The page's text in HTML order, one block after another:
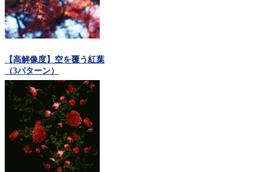
【高解像度】空を覆う紅葉
（3パターン）